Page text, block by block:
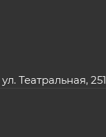
Театральная, 251